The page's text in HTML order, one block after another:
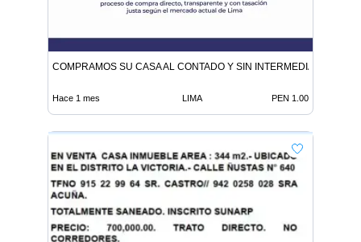
COMPRAMOS SU CASA AL CONTADO Y SIN INTERMEDIARIOS
Hace 1 mes LIMA PEN 1.00